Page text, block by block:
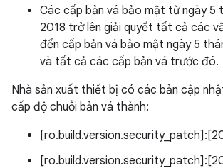
Các cấp bản vá bảo mật từ ngày 5
2018 trở lên giải quyết tất cả các
đến cấp bản vá bảo mật ngày 5
và tất cả các cấp bản vá trước đó.
Nhà sản xuất thiết bị có các bản cập
cấp độ chuỗi bản vá thành: